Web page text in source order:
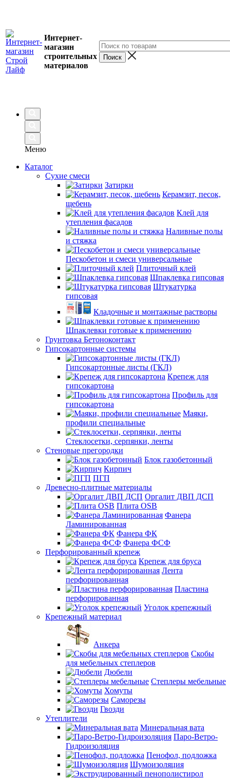
Интернет-
магазин
строительных
материалов
Меню
Каталог
Сухие смеси
Затирки
Керамзит, песок,
щебень
Клей для
утепления фасадов
Наливные полы
и стяжка
Пескобетон и смеси универсальные
Плиточный клей
Шпаклевка гипсовая
Штукатурка
гипсовая
Кладочные и монтажные растворы
Шпаклевки готовые к применению
Грунтовка Бетоноконтакт
Гипсокартонные системы
Гипсокартонные листы (ГКЛ)
Крепеж для
гипсокартона
Профиль для
гипсокартона
Маяки,
профили специальные
Стеклосетки, серпянки, ленты
Стеновые прегородки
Блок газобетонный
Кирпич
ПГП
Древесно-плитные материалы
Оргалит ДВП ДСП
Плита OSB
Фанера
Ламинированная
Фанера ФК
Фанера ФСФ
Перфорированный крепеж
Крепеж для бруса
Лента
перфорированная
Пластина
перфорированная
Уголок крепежный
Крепежный материал
Анкера
Скобы
для мебельных степлеров
Дюбели
Степлеры мебельные
Хомуты
Саморезы
Гвозди
Утеплители
Минеральная вата
Паро-Ветро-
Гидроизоляция
Пенофол, подложка
Шумоизоляция